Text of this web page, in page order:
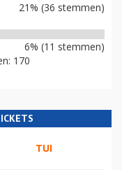
21% (36 stemmen)
6% (11 stemmen)
170
TUI